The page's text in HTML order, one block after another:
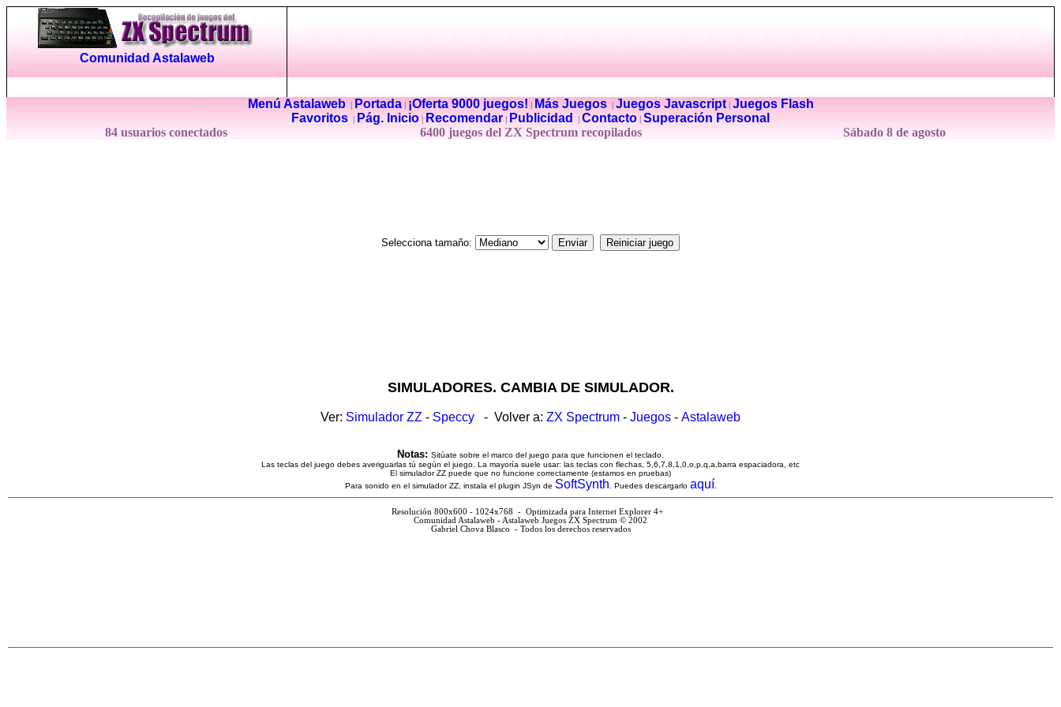
Comunidad Astalaweb
Menú Astalaweb| Portada| ¡Oferta 9000 juegos! Más Juegos| Juegos Javascript| Juegos Flash
Favoritos
Pág. Inicio Recomendar Publicidad Contacto Superación Personal
84 usuarios conectados
6400 juegos del ZX Spectrum recopilados Sábado 8 de agosto
Selecciona tamaño:
SIMULADORES. CAMBIA DE SIMULADOR.
Ver: Simulador ZZ - Speccy - Volver a: ZX Spectrum - Juegos - Astalaweb
Notas: Sitúate sobre el marco del juego para que funcionen el teclado.
Las teclas del juego debes averiguarlas tú según el juego. La mayoría suele usar: las teclas con flechas, 5,6,7,8,1,0,o,p,q,a,barra espaciadora, etc
El simulador ZZ puede que no funcione correctamente (estamos en pruebas)
Para sonido en el simulador ZZ, instala el plugin JSyn de SoftSynth . Puedes descargarlo aquí
Resolución 800x600 - 1024x768 - Optimizada para Internet Explorer 4+
Comunidad Astalaweb - Astalaweb Juegos ZX Spectrum © 2002
Gabriel Chova Blasco - Todos los derechos reservados